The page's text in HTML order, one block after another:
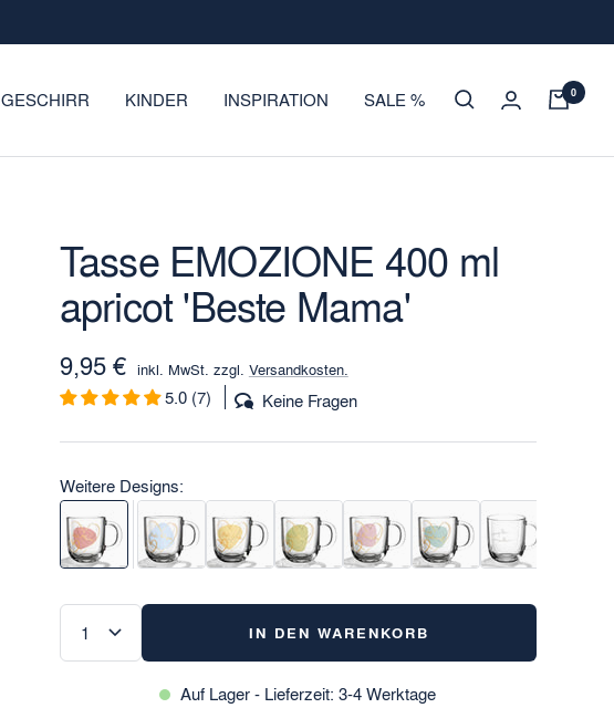
GESCHIRR KINDER INSPIRATION SALE % 0
Tasse EMOZIONE 400 ml
apricot 'Beste Mama'
Angebotspreis
9,95 € inkl. MwSt. zzgl. Versandkosten.
5.0 (7) Keine Fragen
Weitere Designs:
IN DEN WARENKORB
Auf Lager - Lieferzeit: 3-4 Werktage